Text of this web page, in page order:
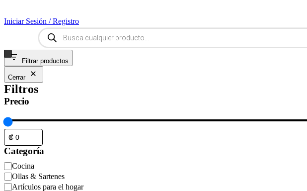
Iniciar Sesión / Registro
Búsqueda
de
productos
Filtrar productos
Cerrar
Filtros
Precio
Categoría
Categoría
Cocina
Ollas & Sartenes
Artículos para el hogar